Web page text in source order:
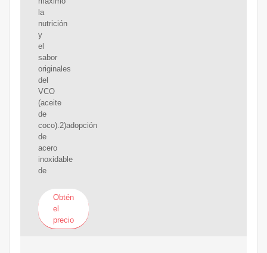
la
nutrición
y
el
sabor
originales
del
VCO
(aceite
de
coco).2)adopción
de
acero
inoxidable
de
Obtén
el
precio